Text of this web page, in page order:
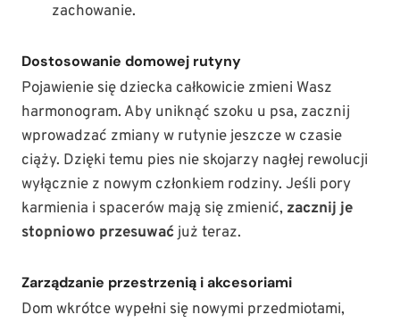
zachowanie.
Dostosowanie domowej rutyny
Pojawienie się dziecka całkowicie zmieni Wasz
harmonogram. Aby uniknąć szoku u psa, zacznij
wprowadzać zmiany w rutynie jeszcze w czasie
ciąży. Dzięki temu pies nie skojarzy nagłej rewolucji
wyłącznie z nowym członkiem rodziny. Jeśli pory
karmienia i spacerów mają się zmienić, zacznij je
stopniowo przesuwać już teraz.
Zarządzanie przestrzenią i akcesoriami
Dom wkrótce wypełni się nowymi przedmiotami,